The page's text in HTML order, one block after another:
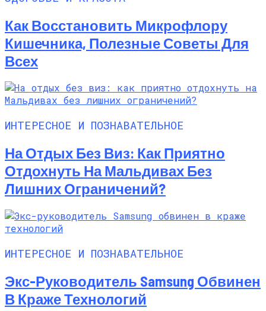
Как Восстановить Микрофлору
Кишечника, Полезные Советы Для
Всех
ИНТЕРЕСНОЕ И ПОЗНАВАТЕЛЬНОЕ
На Отдых Без Виз: Как Приятно
Отдохнуть На Мальдивах Без
Лишних Ограничений?
ИНТЕРЕСНОЕ И ПОЗНАВАТЕЛЬНОЕ
Экс-Руководитель Samsung Обвинен
В Краже Технологий